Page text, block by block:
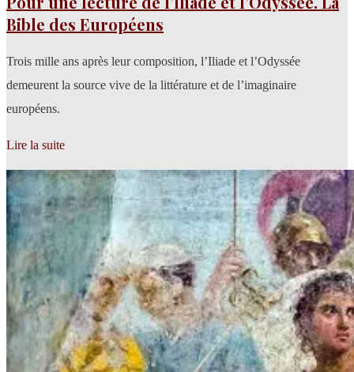
Bible des Européens
Trois mille ans après leur composition, l’Iliade et l’Odyssée
demeurent la source vive de la littérature et de l’imaginaire
européens.
Lire la suite